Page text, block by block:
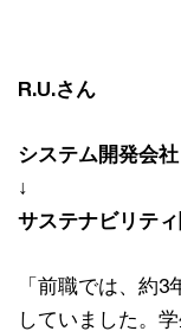
R.U.さん
システム開発会社
↓
サステナビリテ
「前職では、約
していました。